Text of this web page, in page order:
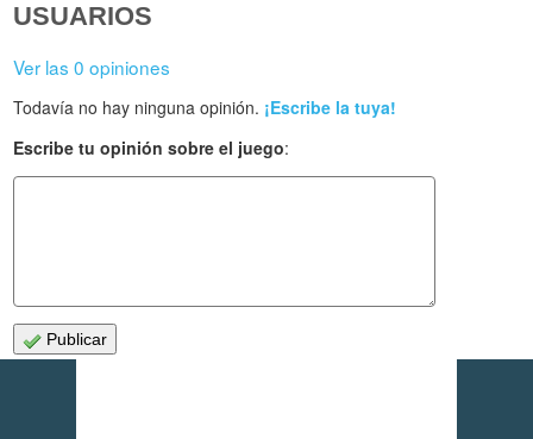
USUARIOS
Ver las 0 opiniones
Todavía no hay ninguna opinión. ¡Escribe la tuya!
Escribe tu opinión sobre el juego:
Publicar